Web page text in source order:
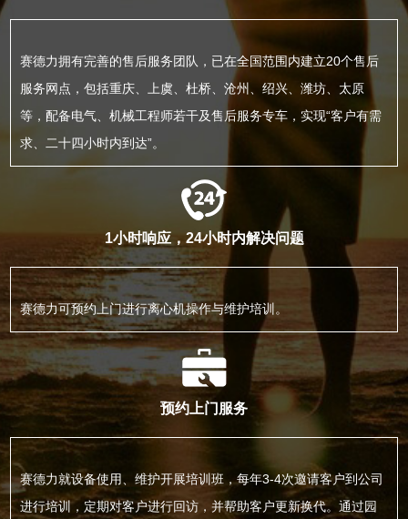
赛德力拥有完善的售后服务团队，已在全国范围内建立20个售后
服务网点，包括重庆、上虞、杜桥、沧州、绍兴、潍坊、太原
等，配备电气、机械工程师若干及售后服务专车，实现“客户有需
求、二十四小时内到达”。
1小时响应，24小时内解决问题
赛德力可预约上门进行离心机操作与维护培训。
预约上门服务
赛德力就设备使用、维护开展培训班，每年3-4次邀请客户到公司
进行培训，定期对客户进行回访，并帮助客户更新换代。通过园